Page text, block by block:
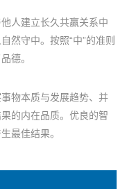
人建立长久共赢关系中
然守中。按照“中”的准则
德。
物本质与发展趋势、并
的内在品质。优良的智
最佳结果。